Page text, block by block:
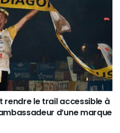
rendre le trail accessible à
d’une marque